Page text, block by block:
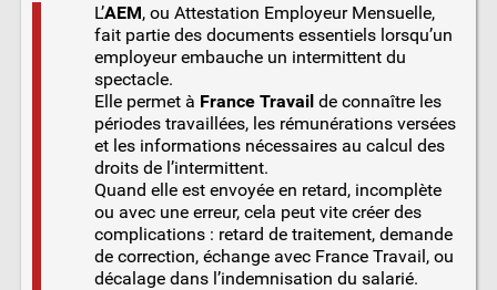
L’AEM, ou Attestation Employeur Mensuelle,
fait partie des documents essentiels lorsqu’un
employeur embauche un intermittent du
spectacle.
Elle permet à France Travailde connaître les
périodes travaillées, les rémunérations versées
et les informations nécessaires au calcul des
droits de l’intermittent.
Quand elle est envoyée en retard, incomplète
ou avec une erreur, cela peut vite créer des
complications : retard de traitement, demande
de correction, échange avec France Travail, ou
décalage dans l’indemnisation du salarié.